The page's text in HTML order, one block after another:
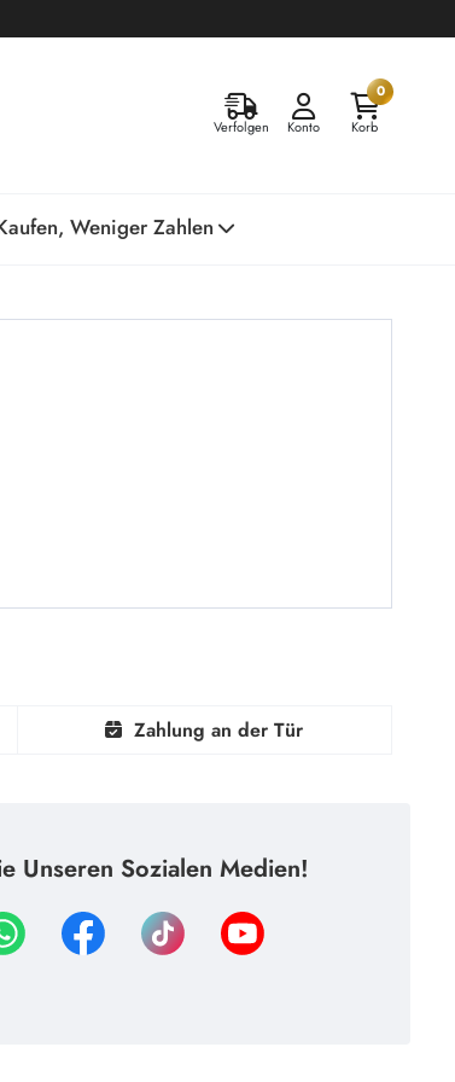
Verfolgen Konto
0
Korb
Weniger Zahlen
Zahlung an der Tür
Unseren Sozialen Medien!